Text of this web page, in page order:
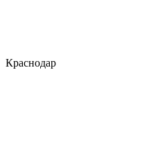
Краснодар